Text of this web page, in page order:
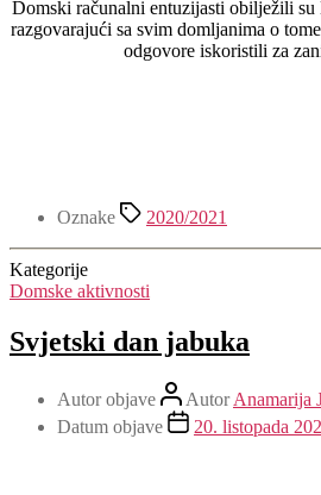
Domski računalni entuzijasti obilježili su
razgovarajući sa svim domljanima o
odgovore iskoristili za
Oznake 2020/2021
Kategorije
Domske aktivnosti
Svjetski dan jabuka
Autor objave AutorAnamarija
Datum objave
20. listopada